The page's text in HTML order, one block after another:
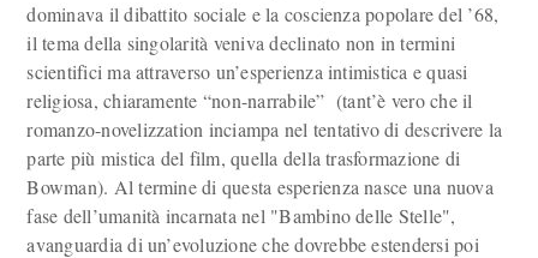
dominava il dibattito sociale e la coscienza popolare del ’68,
il tema della singolarità veniva declinato non in termini
scientifici ma attraverso un’esperienza intimistica e quasi
religiosa, chiaramente “non-narrabile” (tant’è vero che il
romanzo-novelizzation inciampa nel tentativo di descrivere la
parte più mistica del film, quella della trasformazione di
Bowman). Al termine di questa esperienza nasce una nuova
fase dell’umanità incarnata nel "Bambino delle Stelle",
avanguardia di un’evoluzione che dovrebbe estendersi poi